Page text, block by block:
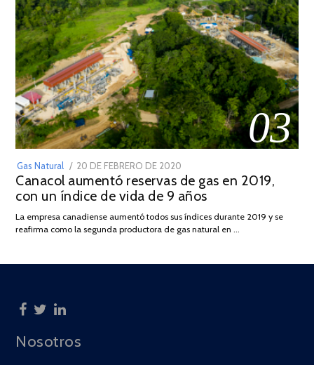
03
Gas Natural
POSTED
ON
20 DE FEBRERO DE 2020
DE
JULIO
2025
Canacol aumentó reservas de gas en 2019,
con un índice de vida de 9 años
La empresa canadiense aumentó todos sus índices durante 2019 y se
reafirma como la segunda productora de gas natural en …
Nosotros